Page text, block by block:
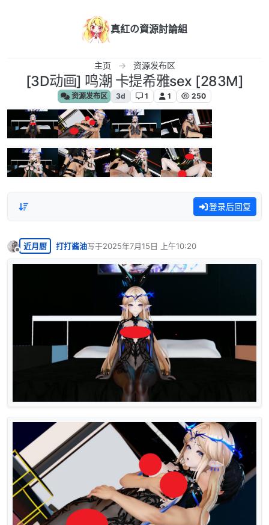
真紅の資源討論組
主页 资源发布区
[3D动画] 鸣潮 卡提希雅sex [283M]
资源发布区 3d 1 1 250
登录后回复
离线
近月厨 打打酱油写于2025年7月15日 上午10:20
最后由 编辑